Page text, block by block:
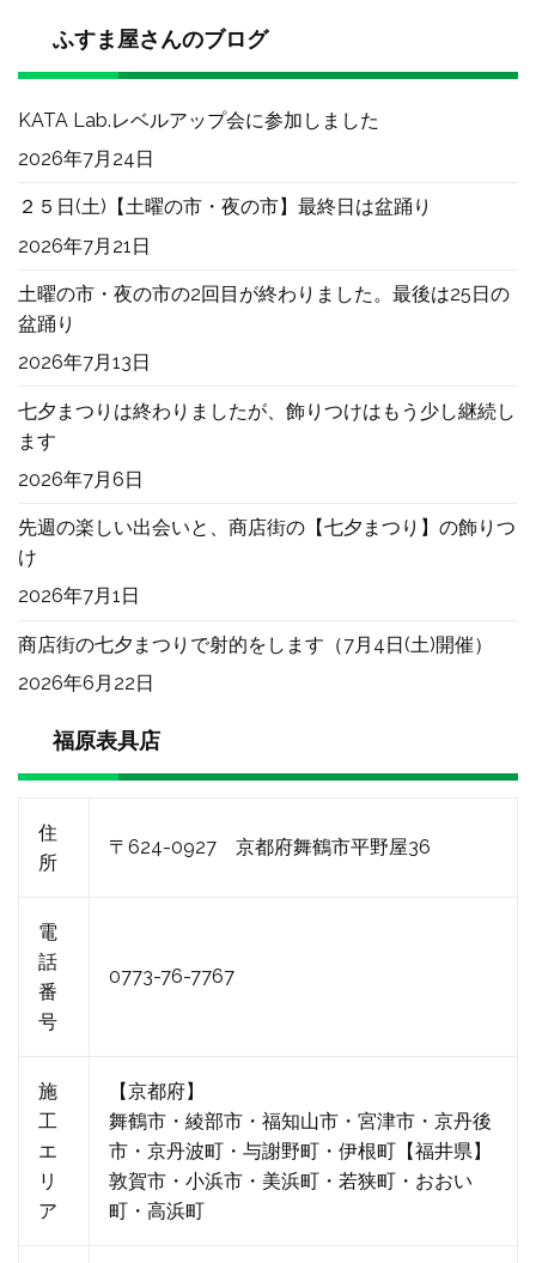
ふすま屋さんのブログ
KATA Lab.レベルアップ会に参加しました
2026年7月24日
２５日(土)【土曜の市・夜の市】最終日は盆踊り
2026年7月21日
土曜の市・夜の市の2回目が終わりました。最後は25日の
盆踊り
2026年7月13日
七夕まつりは終わりましたが、飾りつけはもう少し継続し
ます
2026年7月6日
先週の楽しい出会いと、商店街の【七夕まつり】の飾りつ
け
2026年7月1日
商店街の七夕まつりで射的をします（7月4日(土)開催）
2026年6月22日
福原表具店
住
所
〒624-0927 京都府舞鶴市平野屋36
電
話
番
号
0773-76-7767
施
工
エ
リ
ア
【京都府】
舞鶴市・綾部市・福知山市・宮津市・京丹後
市・京丹波町・与謝野町・伊根町【福井県】
敦賀市・小浜市・美浜町・若狭町・おおい
町・高浜町